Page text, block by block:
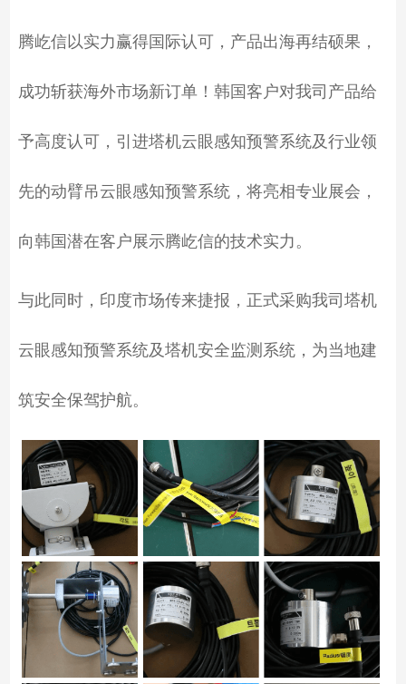
腾屹信以实力赢得国际认可，产品出海再结硕果，
成功斩获海外市场新订单！韩国客户对我司产品给
予高度认可，引进塔机云眼感知预警系统及行业领
先的动臂吊云眼感知预警系统，将亮相专业展会，
向韩国潜在客户展示腾屹信的技术实力。
与此同时，印度市场传来捷报，正式采购我司塔机
云眼感知预警系统及塔机安全监测系统，为当地建
筑安全保驾护航。